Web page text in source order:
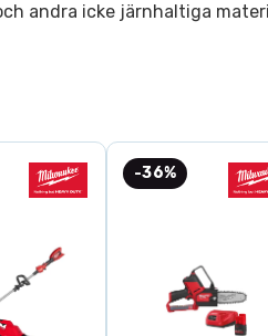
andra icke järnhaltiga
-36%